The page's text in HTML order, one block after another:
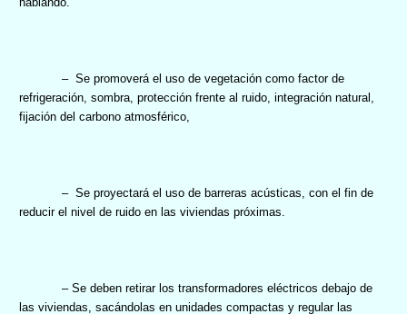
– Se promoverá el uso de vegetación como factor de
refrigeración, sombra, protección frente al ruido, integración natural,
fijación del carbono atmosférico,
– Se proyectará el uso de barreras acústicas, con el fin de
reducir el nivel de ruido en las viviendas próximas.
– Se deben retirar los transformadores eléctricos debajo de
las viviendas, sacándolas en unidades compactas y regular las